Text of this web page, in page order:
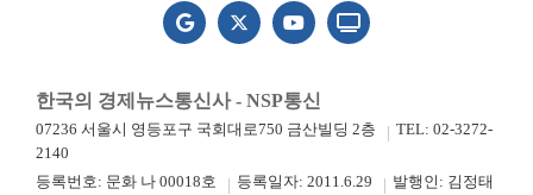
한국의 경제뉴스통신사 - NSP통신
07236 서울시 영등포구 국회대로750 금산빌딩 2층
TEL: 02-3272-
2140
등록번호: 문화 나 00018호
등록일자: 2011.6.29 발행인: 김정태